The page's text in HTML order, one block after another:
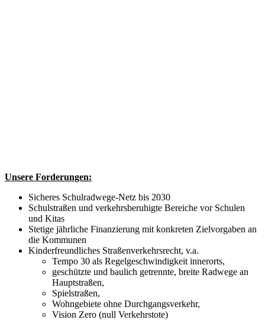
Unsere Forderungen:
Sicheres Schulradwege-Netz bis 2030
Schulstraßen und verkehrsberuhigte Bereiche vor Schulen
und Kitas
Stetige jährliche Finanzierung mit konkreten Zielvorgaben an
die Kommunen
Kinderfreundliches Straßenverkehrsrecht, v.a.
Tempo 30 als Regelgeschwindigkeit innerorts,
geschützte und baulich getrennte, breite Radwege an
Hauptstraßen,
Spielstraßen,
Wohngebiete ohne Durchgangsverkehr,
Vision Zero (null Verkehrstote)